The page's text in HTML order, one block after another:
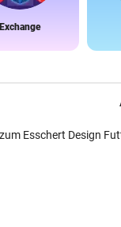
Exchange